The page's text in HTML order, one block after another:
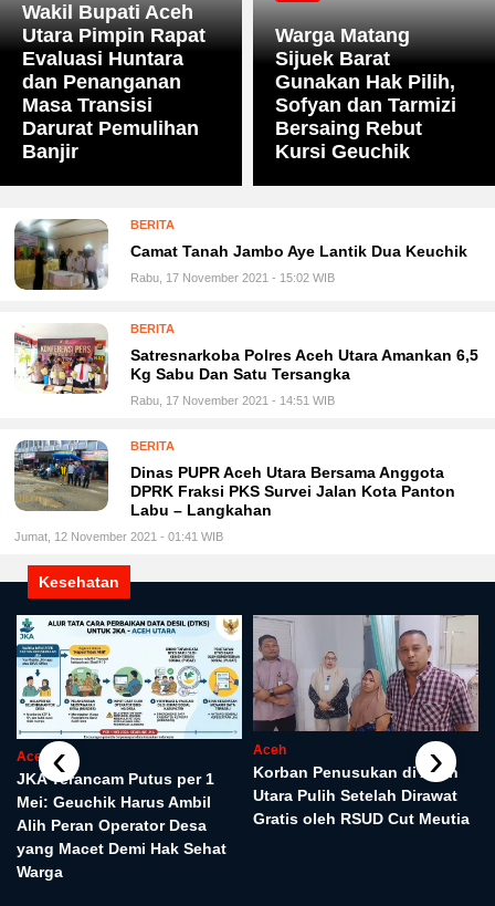
Wakil Bupati Aceh
Utara Pimpin Rapat
Evaluasi Huntara
dan Penanganan
Masa Transisi
Darurat Pemulihan
Banjir
Warga Matang
Sijuek Barat
Gunakan Hak Pilih,
Sofyan dan Tarmizi
Bersaing Rebut
Kursi Geuchik
BERITA
Camat Tanah Jambo Aye Lantik Dua Keuchik
Rabu, 17 November 2021 - 15:02 WIB
BERITA
Satresnarkoba Polres Aceh Utara Amankan 6,5
Kg Sabu Dan Satu Tersangka
Rabu, 17 November 2021 - 14:51 WIB
BERITA
Dinas PUPR Aceh Utara Bersama Anggota
DPRK Fraksi PKS Survei Jalan Kota Panton
Labu – Langkahan
Jumat, 12 November 2021 - 01:41 WIB
Kesehatan
Aceh
JKA Terancam Putus per 1
Mei: Geuchik Harus Ambil
Alih Peran Operator Desa
yang Macet Demi Hak Sehat
Warga
Aceh
Korban Penusukan di Aceh
Utara Pulih Setelah Dirawat
Gratis oleh RSUD Cut Meutia
‹ ›